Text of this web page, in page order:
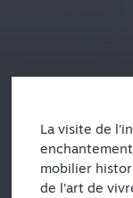
La visite de
mobilier
de l’art de